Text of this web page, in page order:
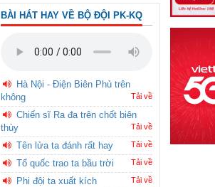
BÀI HÁT HAY VỀ BỘ ĐỘI PK-KQ
Hà Nội - Điện Biên Phủ trên
không
Tải về
Chiến sĩ Ra đa trên chốt biên
thùy
Tải về
Tên lửa ta đánh rất hay Tải về
Tổ quốc trao ta bầu trời Tải về
Phi đội ta xuất kích Tải về